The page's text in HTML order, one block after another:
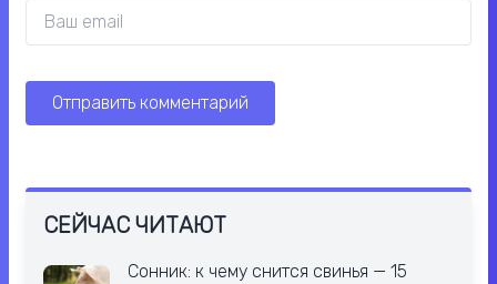
СЕЙЧАС ЧИТАЮТ
Сонник: к чему снится свинья — 15